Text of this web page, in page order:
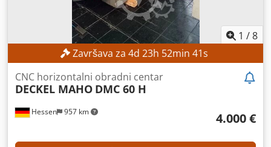
1 /8
Završava za 4d 23h 52min 38s
Hessen 957 km
CNC horizontalni obradni centar
DECKEL MAHO DMC 60 H
4.000 €